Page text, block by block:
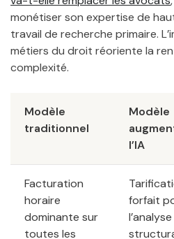
monétiser son expertise de
travail de recherche primaire.
métiers du droit réoriente la
complexité.
Modèle
traditionnel
Modèle
l’IA
Facturation
horaire
dominante sur
toutes les
forfait